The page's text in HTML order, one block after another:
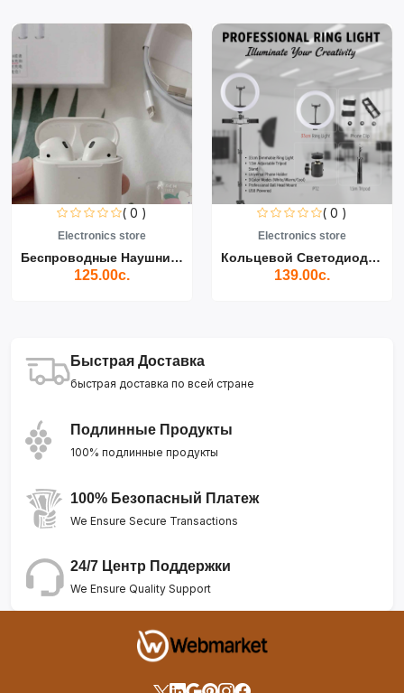
( 0 )
Electronics store
Беспроводные Наушники Air...
125.00с.
( 0 )
Electronics store
Кольцевой Светодиодный Св...
139.00с.
Быстрая Доставка
быстрая доставка по всей стране
Подлинные Продукты
100% подлинные продукты
100% Безопасный Платеж
We Ensure Secure Transactions
24/7 Центр Поддержки
We Ensure Quality Support